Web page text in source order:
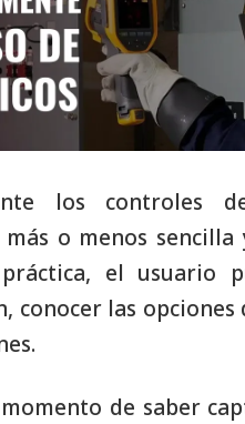
los controles
o menos sencilla
el usuario
conocer las opciones
de saber